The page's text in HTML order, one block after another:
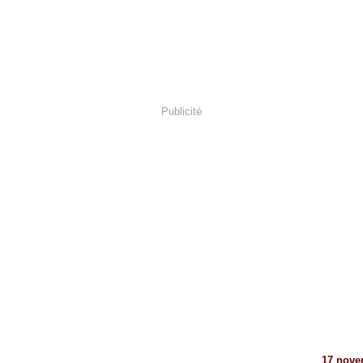
Publicité
17